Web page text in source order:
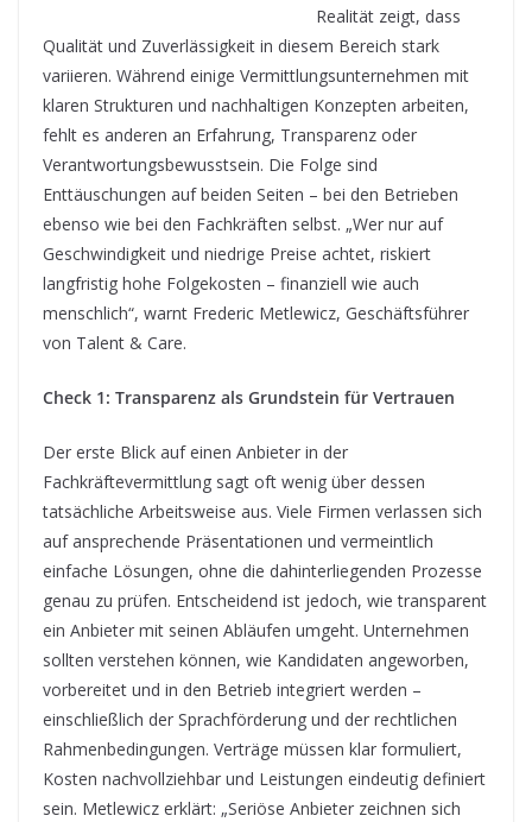
Realität zeigt, dass
Qualität und Zuverlässigkeit in diesem Bereich stark
variieren. Während einige Vermittlungsunternehmen mit
klaren Strukturen und nachhaltigen Konzepten arbeiten,
fehlt es anderen an Erfahrung, Transparenz oder
Verantwortungsbewusstsein. Die Folge sind
Enttäuschungen auf beiden Seiten – bei den Betrieben
ebenso wie bei den Fachkräften selbst. „Wer nur auf
Geschwindigkeit und niedrige Preise achtet, riskiert
langfristig hohe Folgekosten – finanziell wie auch
menschlich“, warnt Frederic Metlewicz, Geschäftsführer
von Talent & Care.
Check 1: Transparenz als Grundstein für Vertrauen
Der erste Blick auf einen Anbieter in der
Fachkräftevermittlung sagt oft wenig über dessen
tatsächliche Arbeitsweise aus. Viele Firmen verlassen sich
auf ansprechende Präsentationen und vermeintlich
einfache Lösungen, ohne die dahinterliegenden Prozesse
genau zu prüfen. Entscheidend ist jedoch, wie transparent
ein Anbieter mit seinen Abläufen umgeht. Unternehmen
sollten verstehen können, wie Kandidaten angeworben,
vorbereitet und in den Betrieb integriert werden –
einschließlich der Sprachförderung und der rechtlichen
Rahmenbedingungen. Verträge müssen klar formuliert,
Kosten nachvollziehbar und Leistungen eindeutig definiert
sein. Metlewicz erklärt: „Seriöse Anbieter zeichnen sich